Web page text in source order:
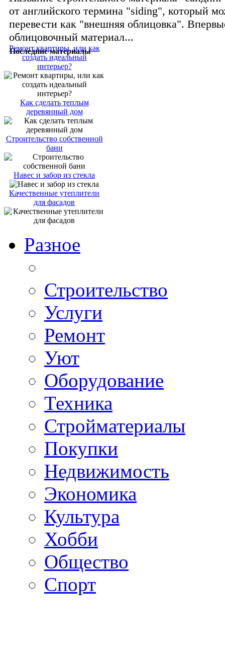
от английского термина "siding", который
перевести как "внешняя облицовка".
облицовочный материал...
Последние материалы
Ремонт квартиры, или как
создать идеальный
интерьер?
Как сделать теплым
деревянный дом
Строительство собственной
бани
Навес и забор из стекла
Качественные утеплители
для фасадов
Разное
Строительство
Услуги
Ремонт
Уют
Оборудование
Техника
Стройматериалы
Покупки
Недвижимость
Экономика
Культура
Хобби
Общество
Спорт